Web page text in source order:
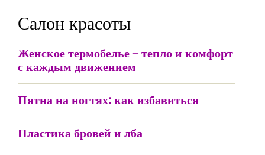
Салон красоты
Женское термобелье – тепло и комфорт
с каждым движением
Пятна на ногтях: как избавиться
Пластика бровей и лба